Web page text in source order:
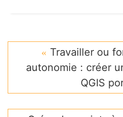
Travailler ou
autonomie : créer
QGIS